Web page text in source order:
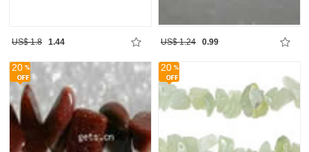
US$ 1.8 1.44 US$ 1.24 0.99
20 20